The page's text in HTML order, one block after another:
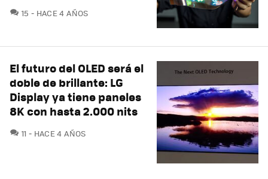
15 COMENTARIOS
HACE 4 AÑOS
El futuro del OLED será el
doble de brillante: LG
Display ya tiene paneles
8K con hasta 2.000 nits
11 COMENTARIOS
HACE 4 AÑOS